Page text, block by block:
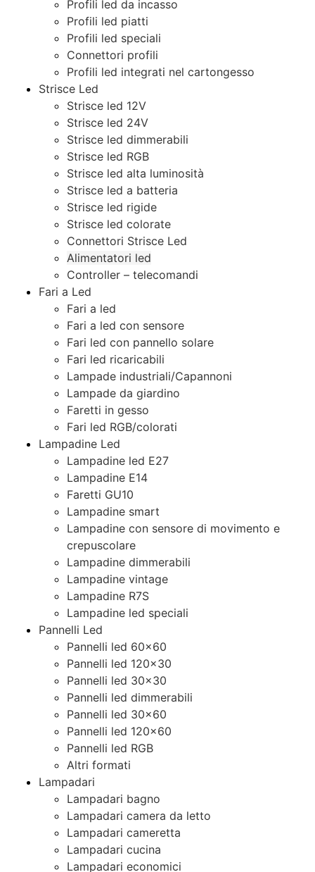
Profili led da incasso
Profili led piatti
Profili led speciali
Connettori profili
Profili led integrati nel cartongesso
Strisce Led
Strisce led 12V
Strisce led 24V
Strisce led dimmerabili
Strisce led RGB
Strisce led alta luminosità
Strisce led a batteria
Strisce led rigide
Strisce led colorate
Connettori Strisce Led
Alimentatori led
Controller – telecomandi
Fari a Led
Fari a led
Fari a led con sensore
Fari led con pannello solare
Fari led ricaricabili
Lampade industriali/Capannoni
Lampade da giardino
Faretti in gesso
Fari led RGB/colorati
Lampadine Led
Lampadine led E27
Lampadine E14
Faretti GU10
Lampadine smart
Lampadine con sensore di movimento e
crepuscolare
Lampadine dimmerabili
Lampadine vintage
Lampadine R7S
Lampadine led speciali
Pannelli Led
Pannelli led 60×60
Pannelli led 120×30
Pannelli led 30×30
Pannelli led dimmerabili
Pannelli led 30×60
Pannelli led 120×60
Pannelli led RGB
Altri formati
Lampadari
Lampadari bagno
Lampadari camera da letto
Lampadari cameretta
Lampadari cucina
Lampadari economici